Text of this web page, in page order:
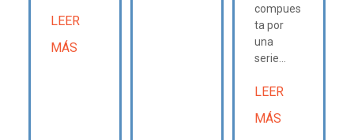
LEER
MÁS
compues
ta por
una
serie...
LEER
MÁS